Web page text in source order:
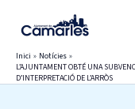
contingut
Inici
Notícies
L’AJUNTAMENT OBTÉ UNA
D’INTERPRETACIÓ DE L’ARRÒS